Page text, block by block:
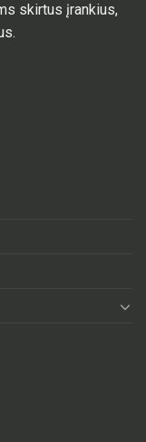
skirtus įrankius,